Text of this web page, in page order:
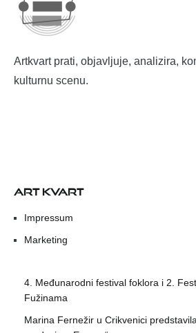
Artkvart prati, objavljuje, analizira,
kulturnu scenu.
ART KVART
Impressum
Marketing
4. Međunarodni festival foklora i 2.
Fužinama
Marina Fernežir u Crikvenici